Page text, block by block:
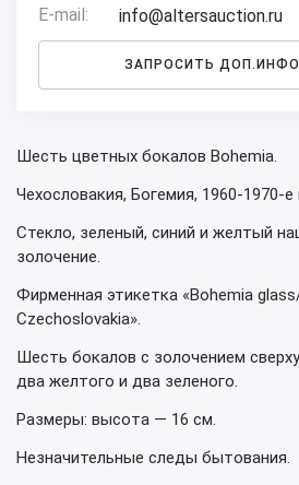
E-mail: info@altersauction.ru
ЗАПРОСИТЬ
Шесть цветных бокалов Bohemia.
Чехословакия, Богемия, 1960-1970-е
Стекло, зеленый, синий и желтый
золочение.
Фирменная этикетка «Bohemia
Czechoslovakia».
Шесть бокалов с золочением
два желтого и два зеленого.
Размеры: высота — 16 см.
Незначительные следы бытования.